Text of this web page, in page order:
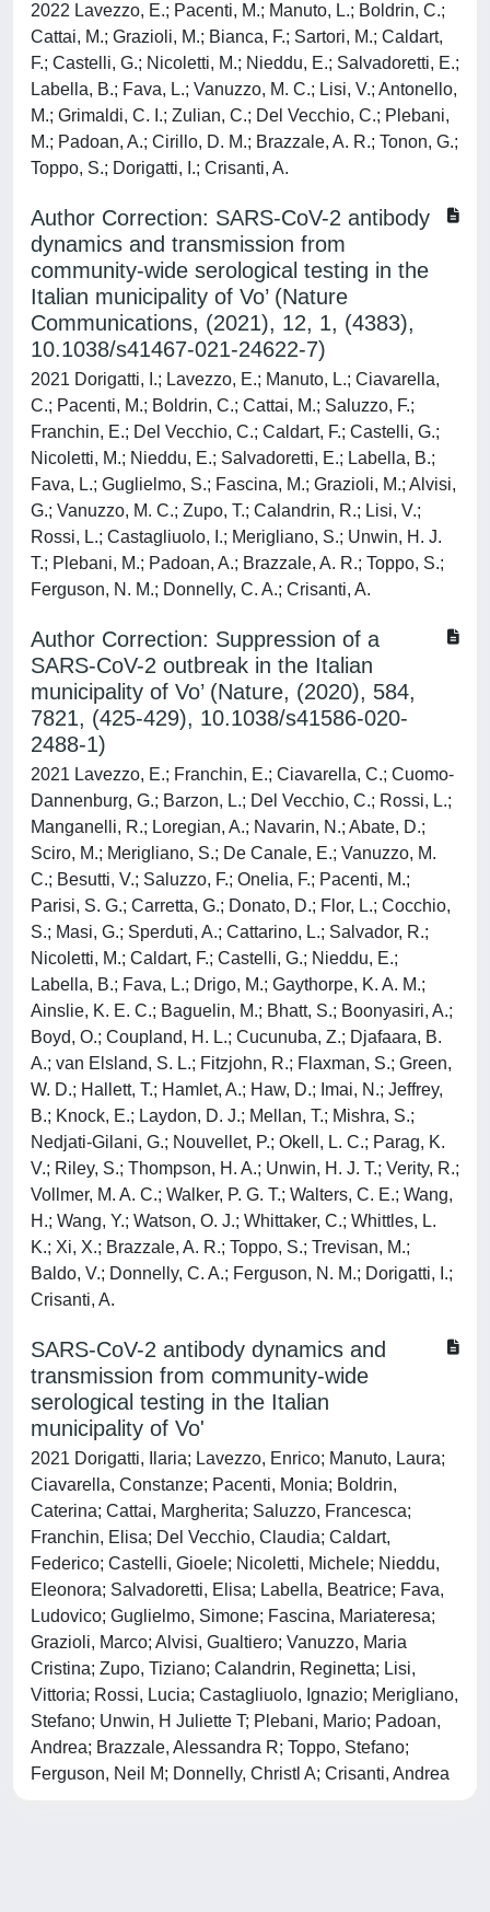
2022 Lavezzo, E.; Pacenti, M.; Manuto, L.; Boldrin, C.;
Cattai, M.; Grazioli, M.; Bianca, F.; Sartori, M.; Caldart,
F.; Castelli, G.; Nicoletti, M.; Nieddu, E.; Salvadoretti, E.;
Labella, B.; Fava, L.; Vanuzzo, M. C.; Lisi, V.; Antonello,
M.; Grimaldi, C. I.; Zulian, C.; Del Vecchio, C.; Plebani,
M.; Padoan, A.; Cirillo, D. M.; Brazzale, A. R.; Tonon, G.;
Toppo, S.; Dorigatti, I.; Crisanti, A.
Author Correction: SARS-CoV-2 antibody
dynamics and transmission from
community-wide serological testing in the
Italian municipality of Vo’ (Nature
Communications, (2021), 12, 1, (4383),
10.1038/s41467-021-24622-7)
2021 Dorigatti, I.; Lavezzo, E.; Manuto, L.; Ciavarella,
C.; Pacenti, M.; Boldrin, C.; Cattai, M.; Saluzzo, F.;
Franchin, E.; Del Vecchio, C.; Caldart, F.; Castelli, G.;
Nicoletti, M.; Nieddu, E.; Salvadoretti, E.; Labella, B.;
Fava, L.; Guglielmo, S.; Fascina, M.; Grazioli, M.; Alvisi,
G.; Vanuzzo, M. C.; Zupo, T.; Calandrin, R.; Lisi, V.;
Rossi, L.; Castagliuolo, I.; Merigliano, S.; Unwin, H. J.
T.; Plebani, M.; Padoan, A.; Brazzale, A. R.; Toppo, S.;
Ferguson, N. M.; Donnelly, C. A.; Crisanti, A.
Author Correction: Suppression of a
SARS-CoV-2 outbreak in the Italian
municipality of Vo’ (Nature, (2020), 584,
7821, (425-429), 10.1038/s41586-020-
2488-1)
2021 Lavezzo, E.; Franchin, E.; Ciavarella, C.; Cuomo-
Dannenburg, G.; Barzon, L.; Del Vecchio, C.; Rossi, L.;
Manganelli, R.; Loregian, A.; Navarin, N.; Abate, D.;
Sciro, M.; Merigliano, S.; De Canale, E.; Vanuzzo, M.
C.; Besutti, V.; Saluzzo, F.; Onelia, F.; Pacenti, M.;
Parisi, S. G.; Carretta, G.; Donato, D.; Flor, L.; Cocchio,
S.; Masi, G.; Sperduti, A.; Cattarino, L.; Salvador, R.;
Nicoletti, M.; Caldart, F.; Castelli, G.; Nieddu, E.;
Labella, B.; Fava, L.; Drigo, M.; Gaythorpe, K. A. M.;
Ainslie, K. E. C.; Baguelin, M.; Bhatt, S.; Boonyasiri, A.;
Boyd, O.; Coupland, H. L.; Cucunuba, Z.; Djafaara, B.
A.; van Elsland, S. L.; Fitzjohn, R.; Flaxman, S.; Green,
W. D.; Hallett, T.; Hamlet, A.; Haw, D.; Imai, N.; Jeffrey,
B.; Knock, E.; Laydon, D. J.; Mellan, T.; Mishra, S.;
Nedjati-Gilani, G.; Nouvellet, P.; Okell, L. C.; Parag, K.
V.; Riley, S.; Thompson, H. A.; Unwin, H. J. T.; Verity, R.;
Vollmer, M. A. C.; Walker, P. G. T.; Walters, C. E.; Wang,
H.; Wang, Y.; Watson, O. J.; Whittaker, C.; Whittles, L.
K.; Xi, X.; Brazzale, A. R.; Toppo, S.; Trevisan, M.;
Baldo, V.; Donnelly, C. A.; Ferguson, N. M.; Dorigatti, I.;
Crisanti, A.
SARS-CoV-2 antibody dynamics and
transmission from community-wide
serological testing in the Italian
municipality of Vo'
2021 Dorigatti, Ilaria; Lavezzo, Enrico; Manuto, Laura;
Ciavarella, Constanze; Pacenti, Monia; Boldrin,
Caterina; Cattai, Margherita; Saluzzo, Francesca;
Franchin, Elisa; Del Vecchio, Claudia; Caldart,
Federico; Castelli, Gioele; Nicoletti, Michele; Nieddu,
Eleonora; Salvadoretti, Elisa; Labella, Beatrice; Fava,
Ludovico; Guglielmo, Simone; Fascina, Mariateresa;
Grazioli, Marco; Alvisi, Gualtiero; Vanuzzo, Maria
Cristina; Zupo, Tiziano; Calandrin, Reginetta; Lisi,
Vittoria; Rossi, Lucia; Castagliuolo, Ignazio; Merigliano,
Stefano; Unwin, H Juliette T; Plebani, Mario; Padoan,
Andrea; Brazzale, Alessandra R; Toppo, Stefano;
Ferguson, Neil M; Donnelly, Christl A; Crisanti, Andrea